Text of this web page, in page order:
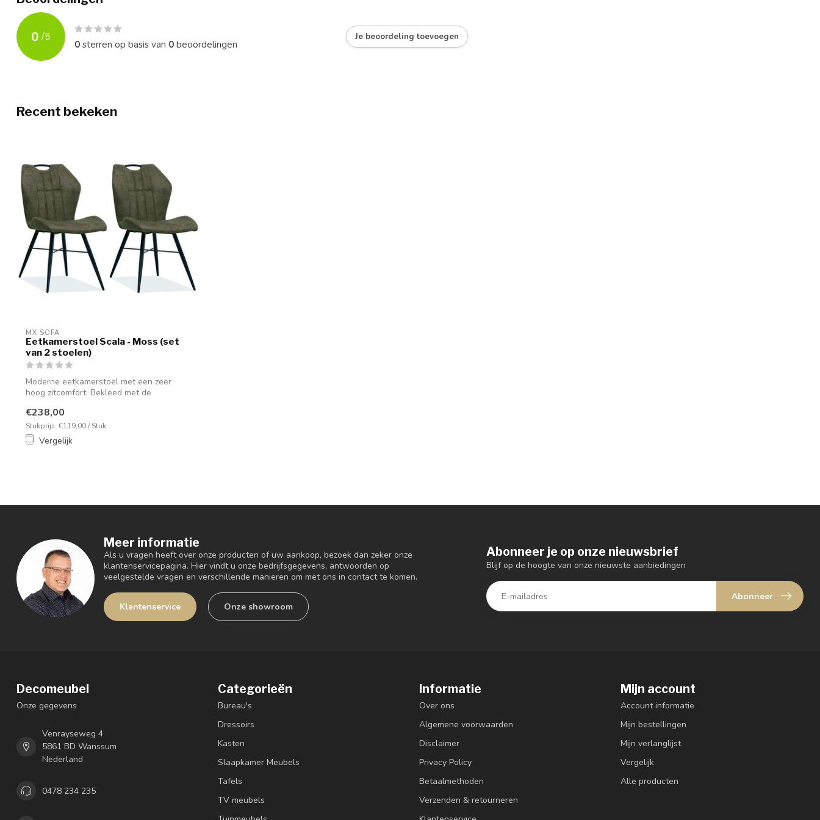
0 /5
0sterren op basis van 0beoordelingen
Je beoordeling toevoegen
Recent bekeken
MX SOFA
Eetkamerstoel Scala - Moss (set
van 2 stoelen)
Moderne eetkamerstoel met een zeer
hoog zitcomfort. Bekleed met de
€238,00
Stukprijs: €119,00 / Stuk
Vergelijk
Meer informatie
Als u vragen heeft over onze producten of uw aankoop, bezoek dan zeker onze
klantenservicepagina. Hier vindt u onze bedrijfsgegevens, antwoorden op
veelgestelde vragen en verschillende manieren om met ons in contact te komen.
Klantenservice Onze showroom
Abonneer je op onze nieuwsbrief
Blijf op de hoogte van onze nieuwste aanbiedingen
Abonneer
Decomeubel
Onze gegevens
Venrayseweg 4
5861 BD Wanssum
Nederland
0478 234 235
Categorieën
Bureau's
Dressoirs
Kasten
Slaapkamer Meubels
Tafels
TV meubels
Informatie
Over ons
Algemene voorwaarden
Disclaimer
Privacy Policy
Betaalmethoden
Verzenden & retourneren
Mijn account
Account informatie
Mijn bestellingen
Mijn verlanglijst
Vergelijk
Alle producten